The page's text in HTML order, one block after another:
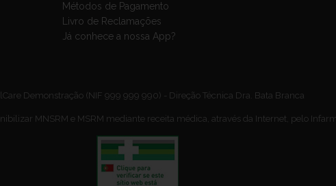
Métodos de Pagamento
Livro de Reclamações
Já conhece a nossa App?
Demonstração (NIF 999 999 990) - Direção Técnica Dra. Bata Branca
MNSRM e MSRM mediante receita médica, através da Internet, pelo